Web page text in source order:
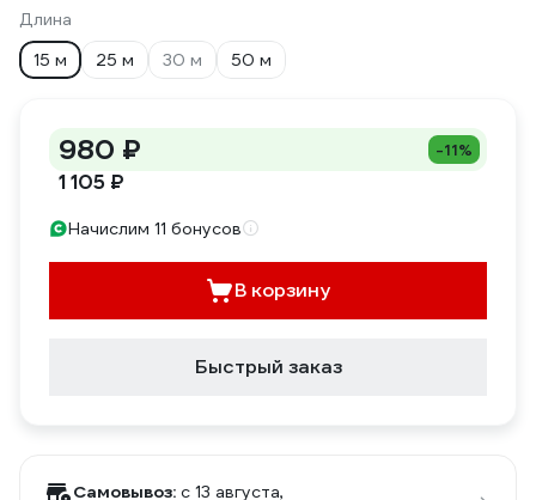
Длина
15 м
25 м 30 м 50 м
980 ₽ -11%
1 105 ₽
Начислим 11 бонусов
В корзину
Быстрый заказ
Самовывоз: c 13 августа,